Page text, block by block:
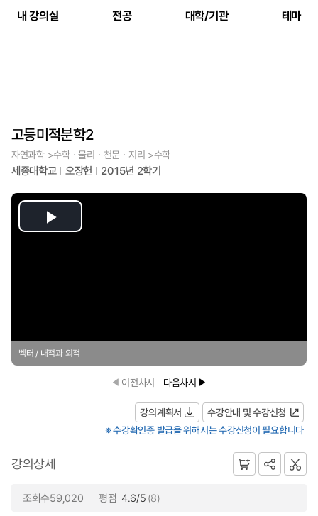
내 강의실 전공 대학/기관 테마
고등미적분학2
자연과학 >수학ㆍ물리ㆍ천문ㆍ지리 >수학
세종대학교 오장헌 2015년 2학기
Play
벡터 / 내적과 외적
이전차시 다음차시
강의계획서
수강안내 및 수강신청
※ 수강확인증 발급을 위해서는 수강신청이 필요합니다
강의상세
조회수59,020 평점 4.6/5 (8)